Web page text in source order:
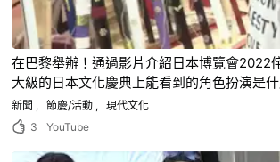
在巴黎舉辦！通過影片介紹日本博覽會2022
大級的日本文化慶典上能看到的角色扮演是什
新聞 節慶/活動
現代文化
3
YouTube